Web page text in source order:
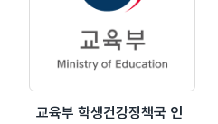
교육부 학생건강정책국 인